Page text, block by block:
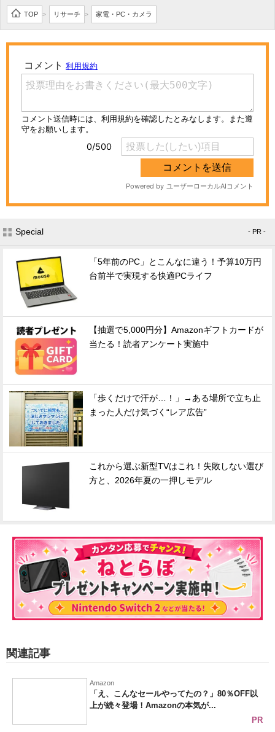
TOP > リサーチ > 家電・PC・カメラ
Special - PR -
「5年前のPC」とこんなに違う！予算10万円
台前半で実現する快適PCライフ
【抽選で5,000円分】Amazonギフトカードが
当たる！読者アンケート実施中
「歩くだけで汗が…！」→ある場所で立ち止
まった人だけ気づく“レア広告”
これから選ぶ新型TVはこれ！失敗しない選び
方と、2026年夏の一押しモデル
関連記事
Amazon
「え、こんなセールやってたの？」80％OFF以
上が続々登場！Amazonの本気が...
PR